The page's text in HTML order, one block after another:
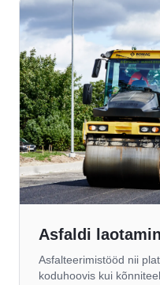
Asfaldi
Asfalteerimistööd nii
koduhoovis kui